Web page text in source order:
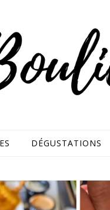
DÉGUSTATIONS